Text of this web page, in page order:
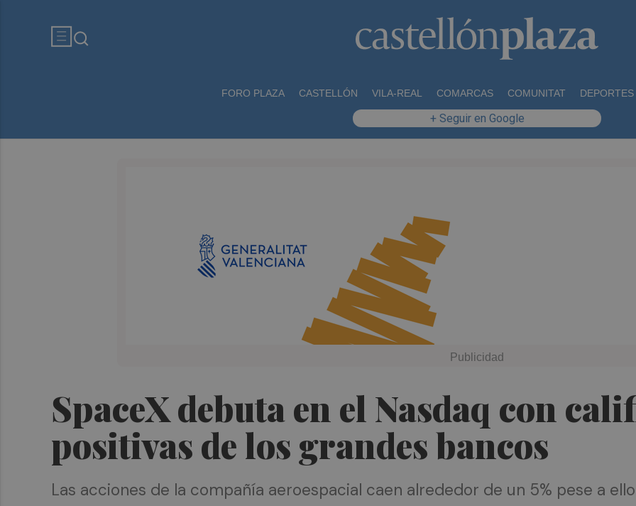
FORO PLAZA CASTELLÓN VILA-REAL COMARCAS COMUNITAT DEPORTES
+ Seguir en Google
SpaceX debuta en el Nasdaq con
positivas de los grandes bancos
Las acciones de la compañía aeroespacial caen alrededor de un 5% pese a ello